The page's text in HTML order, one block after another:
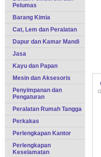
Pelumas
Barang Kimia
Cat, Lem dan Peralatan
Dapur dan Kamar Mandi
Jasa
Kayu dan Papan
Mesin dan Aksesoris
Penyimpanan dan
Pengaturan
Peralatan Rumah Tangga
Perkakas
Perlengkapan Kantor
Perlengkapan
Keselamatan